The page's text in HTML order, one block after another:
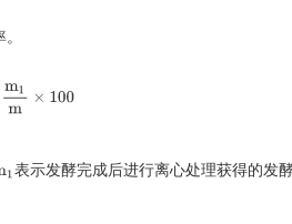
1m 100
1表示发酵完成后进行离心处理获得的发